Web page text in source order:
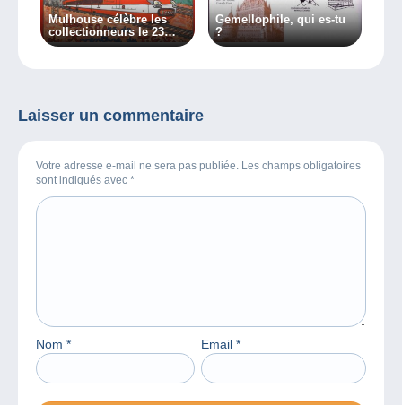
Mulhouse célèbre les
collectionneurs le 23
octobre !
Gemellophile, qui es-tu
?
Laisser un commentaire
Votre adresse e-mail ne sera pas publiée. Les champs obligatoires
sont indiqués avec *
Nom * Email *